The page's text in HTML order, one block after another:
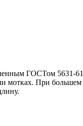
ГОСТом 5631-
мотках. При